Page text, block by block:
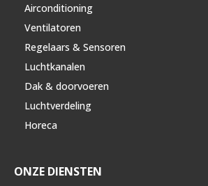
Airconditioning
Ventilatoren
Regelaars & Sensoren
Luchtkanalen
Dak & doorvoeren
Luchtverdeling
Horeca
ONZE DIENSTEN